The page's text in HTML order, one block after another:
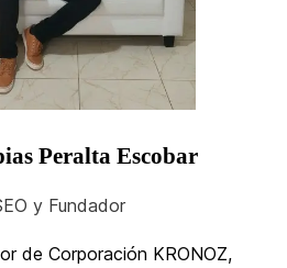
Peralta Escobar
y Fundador
de Corporación KRONOZ,